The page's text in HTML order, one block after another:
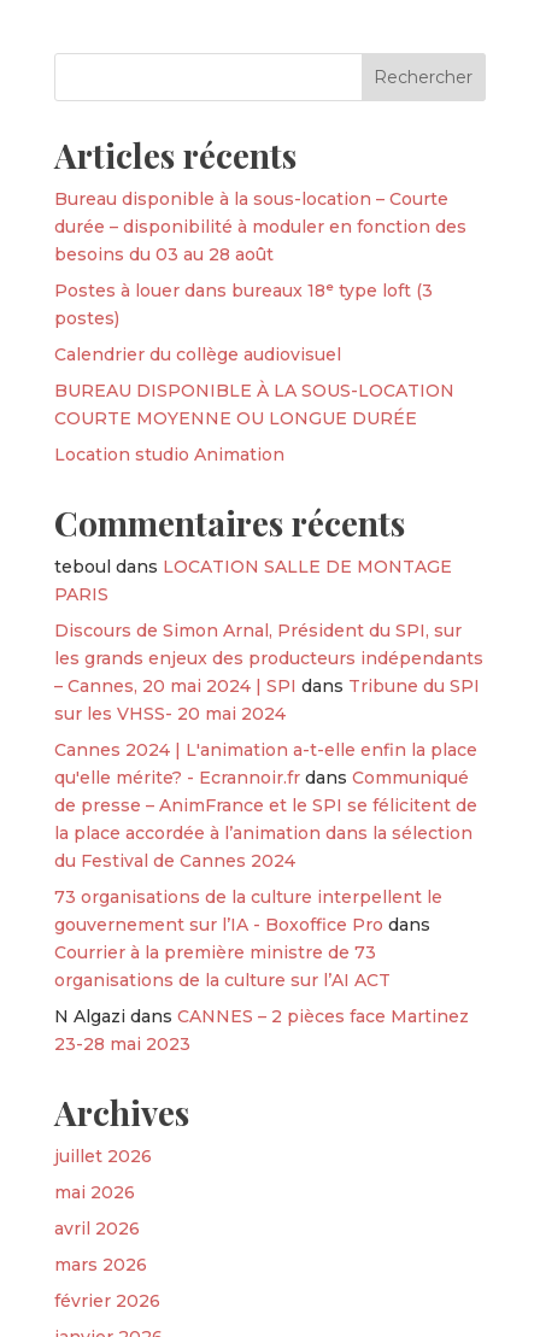
Articles récents
Bureau disponible à la sous-location – Courte
durée – disponibilité à moduler en fonction des
besoins du 03 au 28 août
Postes à louer dans bureaux 18ᵉ type loft (3
postes)
Calendrier du collège audiovisuel
BUREAU DISPONIBLE À LA SOUS-LOCATION
COURTE MOYENNE OU LONGUE DURÉE
Location studio Animation
Commentaires récents
teboul dans LOCATION SALLE DE MONTAGE
PARIS
Discours de Simon Arnal, Président du SPI, sur
les grands enjeux des producteurs indépendants
– Cannes, 20 mai 2024 | SPI dans Tribune du SPI
sur les VHSS- 20 mai 2024
Cannes 2024 | L'animation a-t-elle enfin la place
qu'elle mérite? - Ecrannoir.frdans Communiqué
de presse – AnimFrance et le SPI se félicitent de
la place accordée à l’animation dans la sélection
du Festival de Cannes 2024
73 organisations de la culture interpellent le
gouvernement sur l’IA - Boxoffice Pro dans
Courrier à la première ministre de 73
organisations de la culture sur l’AI ACT
N Algazi dans CANNES – 2 pièces face Martinez
23-28 mai 2023
Archives
juillet 2026
mai 2026
avril 2026
mars 2026
février 2026